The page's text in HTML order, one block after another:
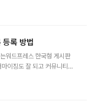
록 방법
드프레스 한국형 게시판
이징도 잘 되고 커뮤니티를
어떻게든 해결이 가능합